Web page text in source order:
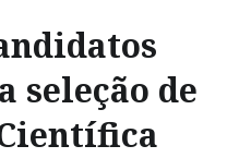
seleção de